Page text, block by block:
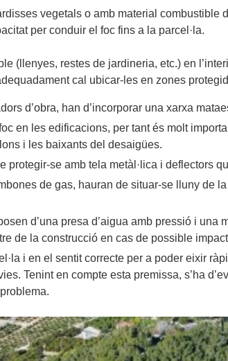
vegetals o amb material
per conduir el foc fins a la parcel·la.
(llenyes, restes de jardineria, etc.) en
cal ubicar-les en zones
d’obra, han d’incorporar una xarxa
en les edificacions, per tant és molt
i les baixants del desaigües.
protegir-se amb tela metàl·lica i deflectors
de gas, hauran de situar-se lluny de
d’una presa d’aigua amb pressió i
de la construcció en cas de possible
i en el sentit correcte per a poder eixir
Tenint en compte esta premissa, s’ha